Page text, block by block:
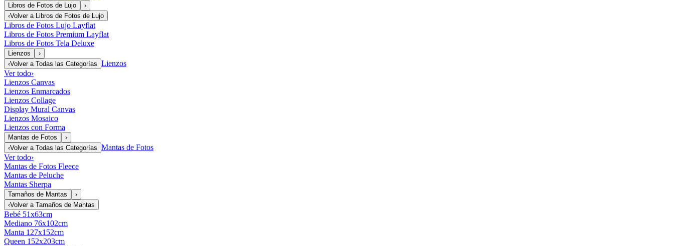
Libros de Fotos de Lujo
›
‹Volver a Libros de Fotos de Lujo
Libros de Fotos Lujo Layflat
Libros de Fotos Premium Layflat
Libros de Fotos Tela Deluxe
Lienzos
›
‹Volver a Todas las Categorías Lienzos
Ver todo›
Lienzos Canvas
Lienzos Enmarcados
Lienzos Collage
Display Mural Canvas
Lienzos Mosaico
Lienzos con Forma
Mantas de Fotos
›
‹Volver a Todas las Categorías Mantas de Fotos
Ver todo›
Mantas de Fotos Fleece
Mantas de Peluche
Mantas Sherpa
Tamaños de Mantas
›
‹Volver a Tamaños de Mantas
Bebé 51x63cm
Mediano 76x102cm
Manta 127x152cm
Queen 152x203cm